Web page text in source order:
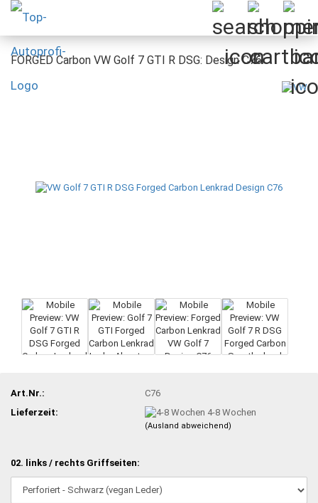
FORGED Carbon VW Golf 7 GTI R DSG: Design C76
Art.Nr.:
C76
Lieferzeit:
4-8 Wochen
(Ausland abweichend)
02. links / rechts Griffseiten: